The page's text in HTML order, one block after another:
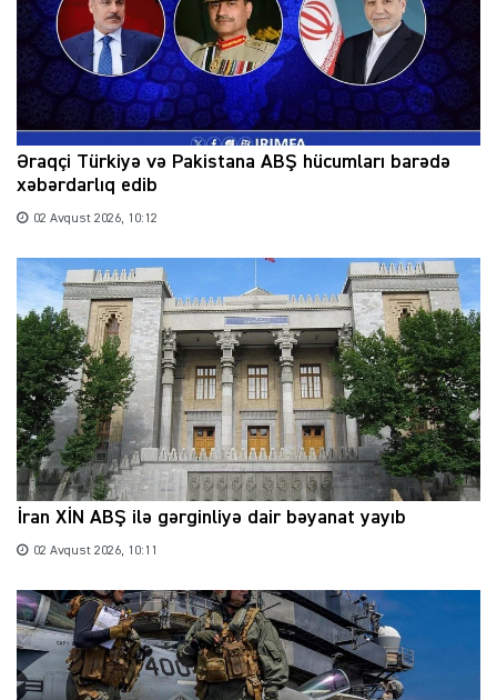
Əraqçi Türkiyə və Pakistana ABŞ hücumları barədə
xəbərdarlıq edib
02 Avqust 2026, 10:12
İran XİN ABŞ ilə gərginliyə dair bəyanat yayıb
02 Avqust 2026, 10:11